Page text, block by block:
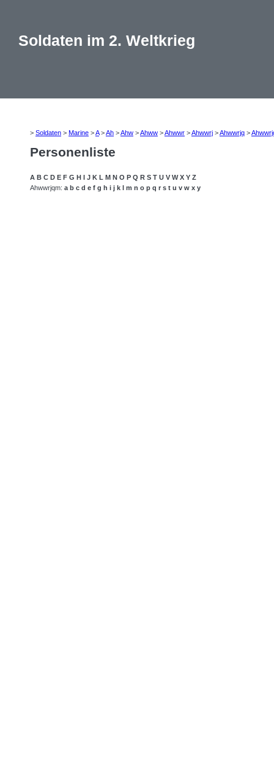
Soldaten im 2. Weltkrieg
> Soldaten > Marine >A>Ah >Ahw >Ahww >Ahwwr >Ahwwrj >Ahwwrjq >
Personenliste
A B C D E F G H I J K L M N O P Q R S T U V W X Y Z
Ahwwrjqm: a b c d e f g h i j k l m n o p q r s t u v w x y